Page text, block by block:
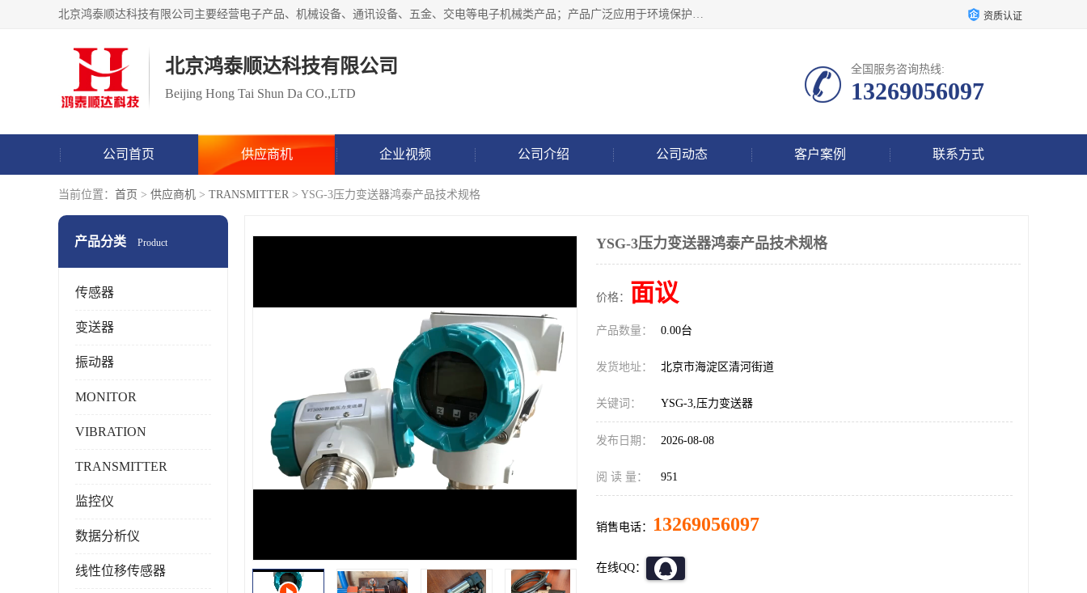
北京鸿泰顺达科技有限公司主要经营电子产品、机械设备、通讯设备、五金、交电等电子机械类产品；产品广泛应用于环境保护、石油化工、电力电子、冶金建筑、煤炭、农业、卫生防疫、教育科研等行业。并成功的与各地环境监测站、污水处理厂、卷烟厂、电厂、高校、科学院所、卫生防疫部门、煤矿、石化厂等用户建立了密切的合作关系。 资质认证
北京鸿泰顺达科技有限公司
Beijing Hong Tai Shun Da CO.,LTD
全国服务咨询热线:
13269056097
公司首页 供应商机 企业视频 公司介绍 公司动态 客户案例 联系方式
当前位置： 首页 > 供应商机 > TRANSMITTER > YSG-3压力变送器鸿泰产品技术规格
产品分类 Product
传感器
变送器
振动器
MONITOR
VIBRATION
TRANSMITTER
监控仪
数据分析仪
线性位移传感器
YSG-3压力变送器鸿泰产品技术规格
价格： 面议
产品数量： 0.00台
发货地址： 北京市海淀区清河街道
关键词： YSG-3,压力变送器
发布日期： 2026-08-08
阅 读 量： 951
销售电话： 13269056097
在线QQ：